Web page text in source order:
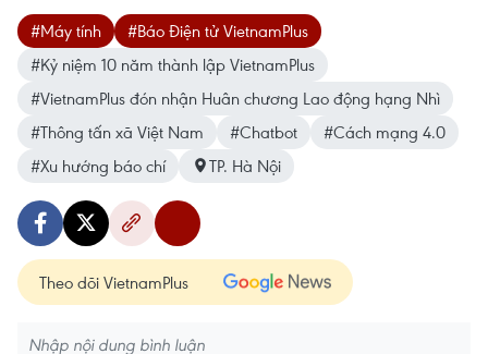
#Máy tính
#Báo Điện tử VietnamPlus
#Kỷ niệm 10 năm thành lập VietnamPlus
#VietnamPlus đón nhận Huân chương Lao động hạng Nhì
#Thông tấn xã Việt Nam
#Chatbot
#Cách mạng 4.0
#Xu hướng báo chí
TP. Hà Nội
Theo dõi VietnamPlus